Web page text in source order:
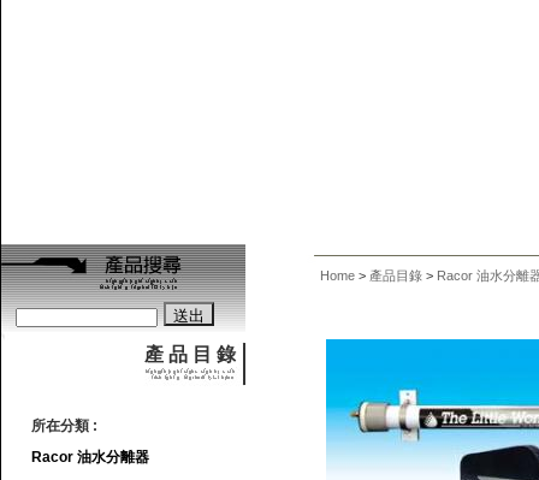
Home > 產品目錄 > Racor 油水分離
產 品 目 錄
所在分類 :
Racor 油水分離器